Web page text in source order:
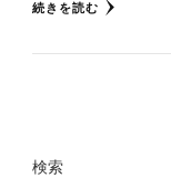
続きを読む
検索